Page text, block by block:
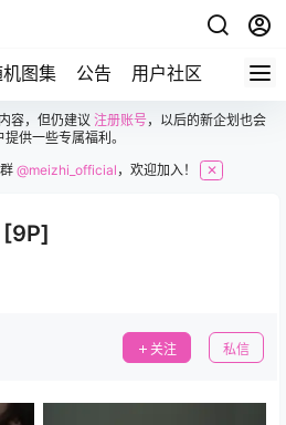
机图集 公告 用户社区
容，但仍建议 注册账号，以后的新企划也会
供一些专属福利。
群@meizhi_official ，欢迎加入！ ✕
[9P]
关注 私信